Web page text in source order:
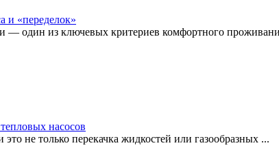
и «переделок»
— один из ключевых критериев комфортного
насосов
не только перекачка жидкостей или газообразных ...